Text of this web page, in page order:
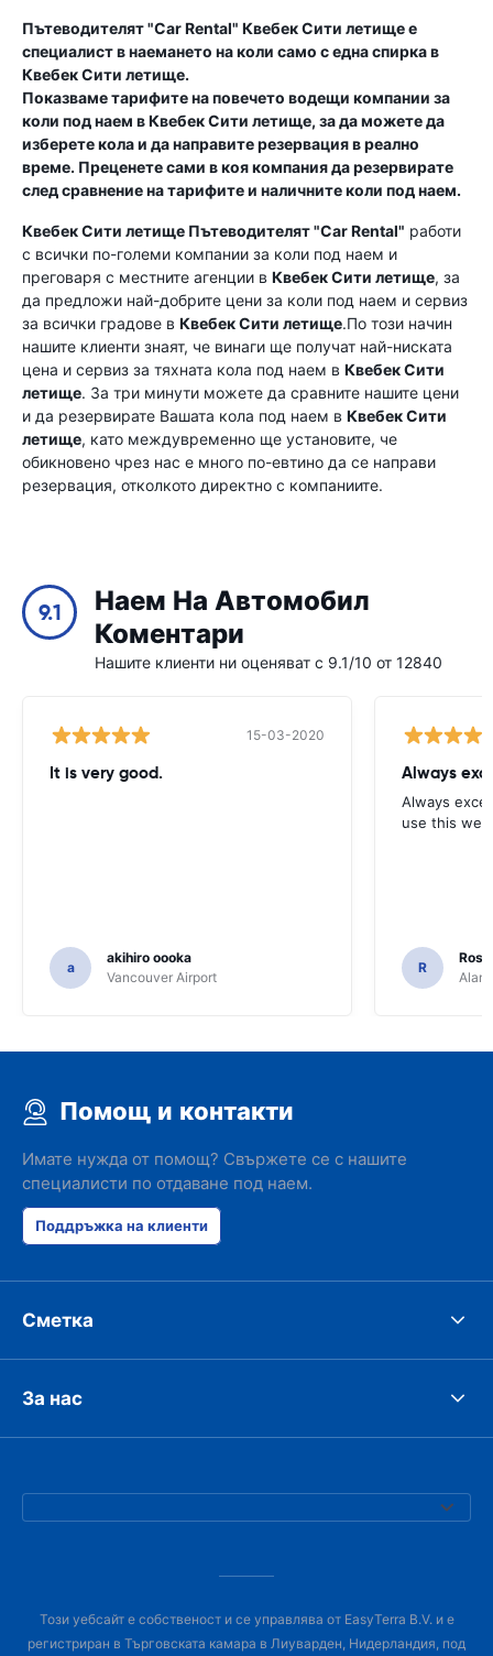
Пътеводителят "Car Rental" Квебек Сити летищее
специалист в наемането на коли само с една спирка в
Квебек Сити летище.
Показваме тарифите на повечето водещи компании за
коли под наем вКвебек Сити летище, за да можете да
изберете кола и да направите резервация в реално
време. Преценете сами в коя компания да резервирате
след сравнение на тарифите и наличните коли под наем.
Квебек Сити летище Пътеводителят "Car Rental" работи
с всички по-големи компании за коли под наем и
преговаря с местните агенции в Квебек Сити летище, за
да предложи най-добрите цени за коли под наем и сервиз
за всички градове в Квебек Сити летище.По този начин
нашите клиенти знаят, че винаги ще получат най-ниската
цена и сервиз за тяхната кола под наем в Квебек Сити
летище. За три минути можете да сравните нашите цени
и да резервирате Вашата кола под наем в Квебек Сити
летище, като междувременно ще установите, че
обикновено чрез нас е много по-евтино да се направи
резервация, отколкото директно с компаниите.
9.1
Наем На Автомобил
Коментари
Нашите клиенти ни оценяват с 9.1/10 от 12840
15-03-2020
It is very good.
a
akihiro oooka
Vancouver Airport
Always
Always
use this
R
Помощ и контакти
Имате нужда от помощ? Свържете се с нашите
специалисти по отдаване под наем.
Поддръжка на клиенти
Сметка
За нас
Този уебсайт е собственост и се управлява от EasyTerra B.V. и е
регистриран в Търговската камара в Лиуварден, Нидерландия, под